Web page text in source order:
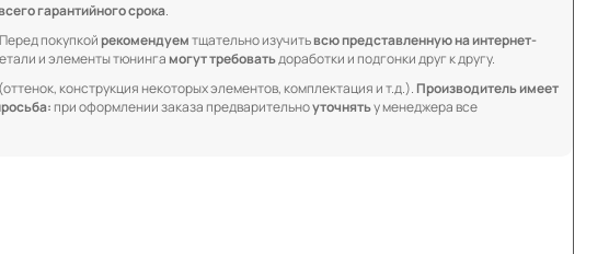
гарантийного срока.
покупкойрекомендуемтщательно изучитьвсю представленную на интернет-
и элементы тюнингамогут требоватьдоработки и подгонки друг к другу.
конструкция некоторых элементов, комплектация и т.д.). Производитель имеет
при оформлении заказа предварительноуточнятьу менеджера все